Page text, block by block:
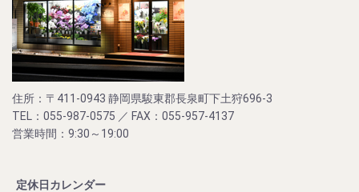
住所：〒411-0943 静岡県駿東郡長泉町下土狩696-3
TEL：055-987-0575 ／ FAX：055-957-4137
営業時間：9:30～19:00
定休日カレンダー